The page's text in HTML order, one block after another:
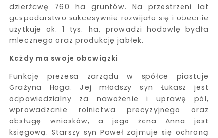
dzierżawę 760 ha gruntów. Na przestrzeni lat
gospodarstwo sukcesywnie rozwijało się i obecnie
użytkuje ok. 1 tys. ha, prowadzi hodowlę bydła
mlecznego oraz produkcję jabłek.
Każdy ma swoje obowiązki
Funkcję prezesa zarządu w spółce piastuje
Grażyna Hoga. Jej młodszy syn Łukasz jest
odpowiedzialny za nawożenie i uprawę pól,
wprowadzanie rolnictwa precyzyjnego oraz
obsługę wniosków, a jego żona Anna jest
księgową. Starszy syn Paweł zajmuje się ochroną